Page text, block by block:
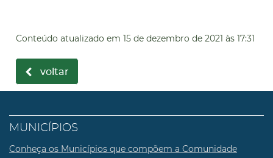
Conteúdo atualizado em 15 de dezembro de 2021 às 17:31
voltar
MUNICÍPIOS
Conheça os Municípios que compõem a Comunidade